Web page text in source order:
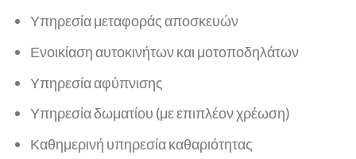
Υπηρεσία μεταφοράς αποσκευών
Ενοικίαση αυτοκινήτων και μοτοποδηλάτων
Υπηρεσία αφύπνισης
Υπηρεσία δωματίου (με επιπλέον χρέωση)
Καθημερινή υπηρεσία καθαριότητας